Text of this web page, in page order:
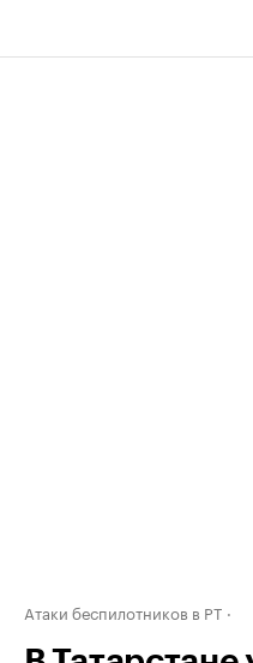
Атаки беспилотников в РТ